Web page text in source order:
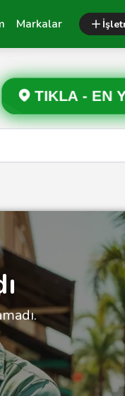
Markalar
TIKLA - EN